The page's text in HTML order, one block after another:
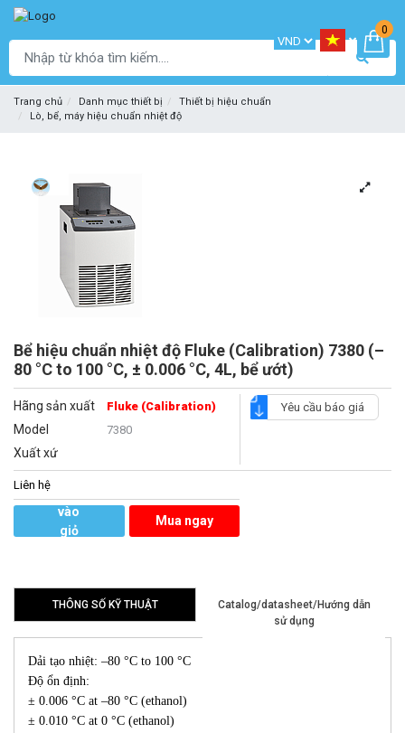
0
Trang chủ Danh mục thiết bị
Thiết bị hiệu chuẩn
Lò, bể, máy hiệu chuẩn nhiệt độ
Bể hiệu chuẩn nhiệt độ Fluke (Calibration) 7380 (–
80 °C to 100 °C, ± 0.006 °C, 4L, bể ướt)
Hãng sản xuất Fluke (Calibration)
Model 7380
Xuất xứ
Yêu cầu báo giá
Liên hệ
vào
giỏ
Mua ngay
THÔNG SỐ KỸ THUẬT
Catalog/datasheet/Hướng dẫn
sử dụng
Dải tạo nhiệt: –80 °C to 100 °C
Độ ổn định:
± 0.006 °C at –80 °C (ethanol)
± 0.010 °C at 0 °C (ethanol)